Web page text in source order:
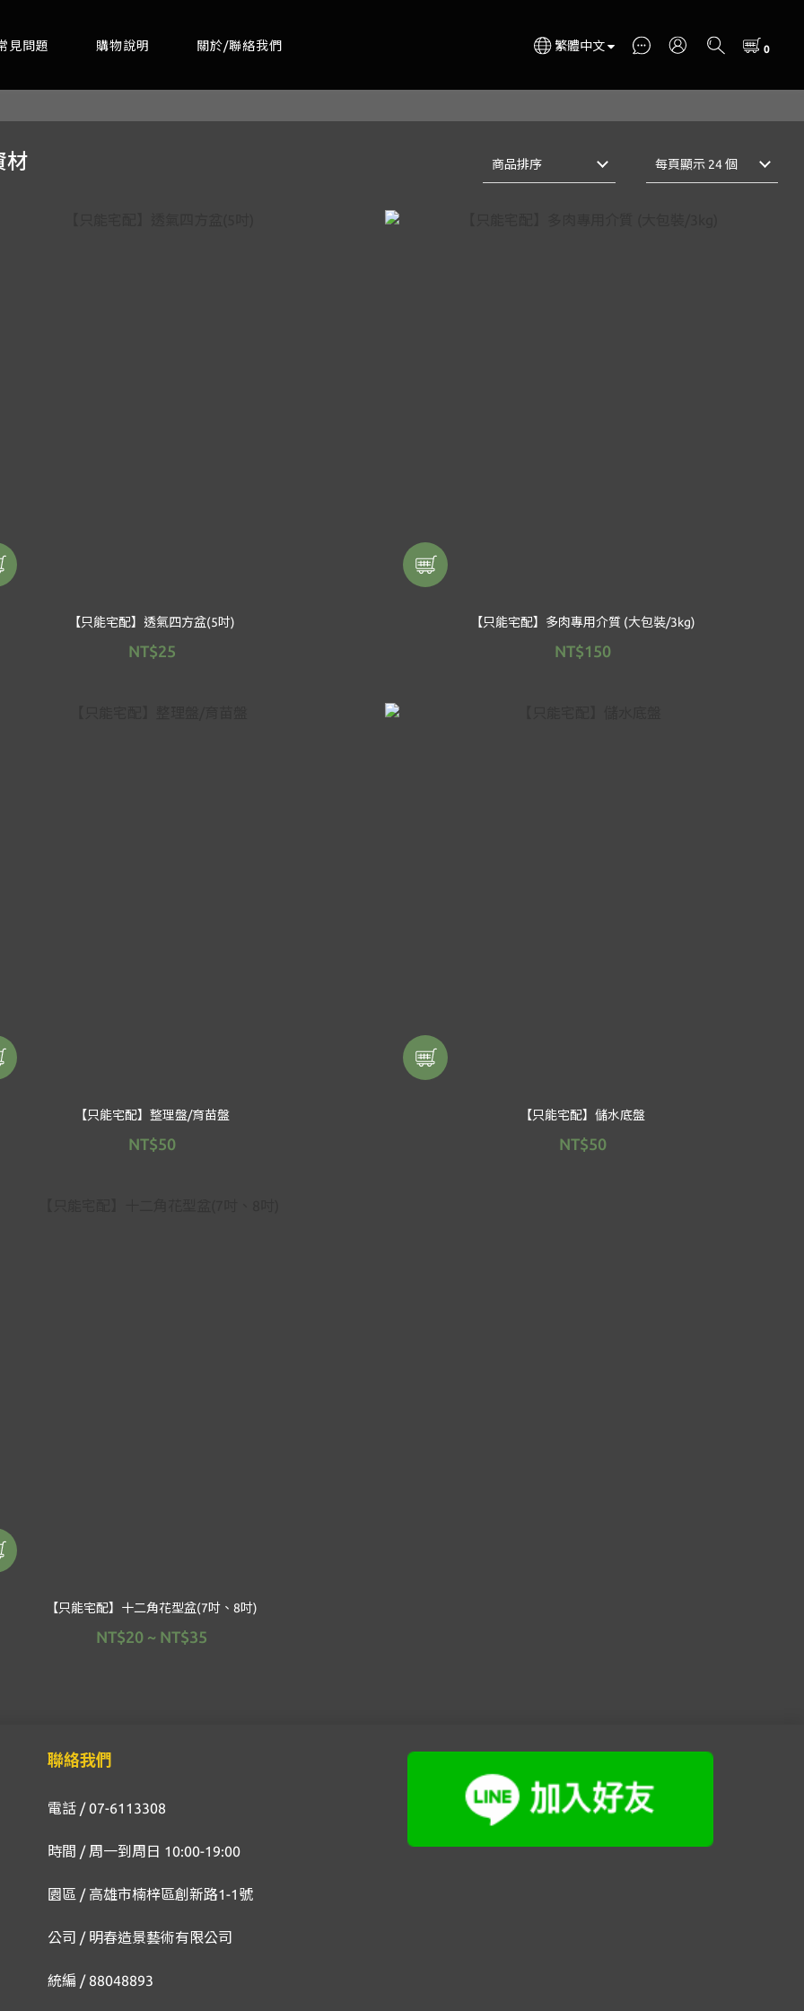
見問題 購物說明 關於/聯絡我們 繁體中文
材 商品排序 每頁顯示 24 個
【只能宅配】透氣四方盆(5吋)
NT$25
【只能宅配】多肉專用介質 (大包裝/3kg)
NT$150
【只能宅配】整理盤/育苗盤
NT$50
【只能宅配】儲水底盤
NT$50
【只能宅配】十二角花型盆(7吋、8吋)
NT$20 ~ NT$35
聯絡我們
電話 / 07-6113308
時間 / 周一到周日 10:00-19:00
園區 / 高雄市楠梓區創新路1-1號
公司 / 明春造景藝術有限公司
統編 / 88048893